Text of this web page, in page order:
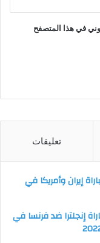
في هذا المتصفح
تعليقات
إيران وأمريكا في
إنجلترا ضد فرنسا في